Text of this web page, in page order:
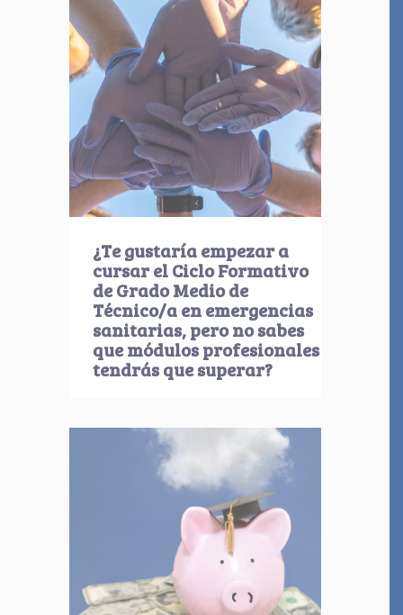
¿Te gustaría empezar a
cursar el Ciclo Formativo
de Grado Medio de
Técnico/a en emergencias
sanitarias, pero no sabes
que módulos profesionales
tendrás que superar?